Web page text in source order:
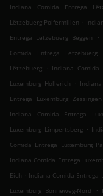
Indiana Comida Entrega
Lëtzebuerg Polfermillen .
Entrega Lëtzebuerg Beggen
.
Comida Entrega Lëtzebuerg
Lëtzebuerg
. Indiana Comida
Luxemburg Hollerich
.
Entrega Luxemburg Zessingen
Indiana Comida Entrega
Luxemburg Limpertsberg .
Comida Entrega Luxemburg
Indiana Comida Entrega
Eich . Indiana Comida Entrega
Luxemburg Bonneweg-Nord
.